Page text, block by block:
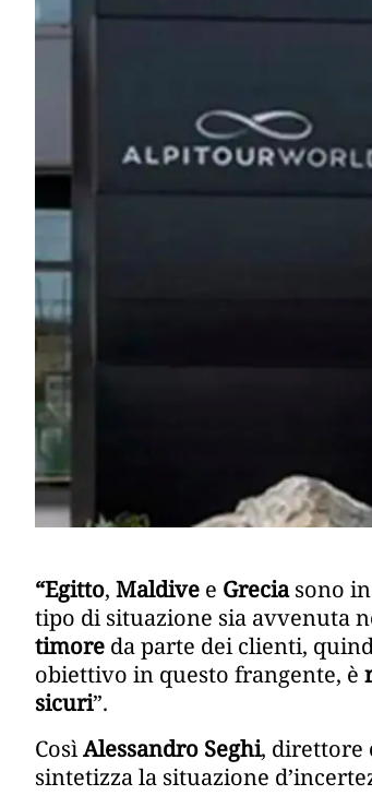
“Egitto, Maldive e Greciasono
tipo di situazione sia avvenuta
timore da parte dei clienti,
obiettivo in questo frangente, è
sicuri”.
CosìAlessandro Seghi, direttore
sintetizza la situazione